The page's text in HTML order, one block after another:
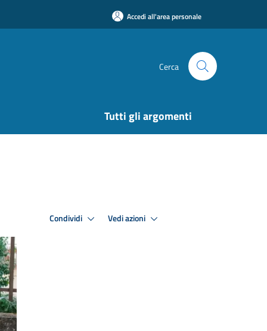
Accedi all'area personale
Cerca
Tutti gli argomenti
Condividi Vedi azioni